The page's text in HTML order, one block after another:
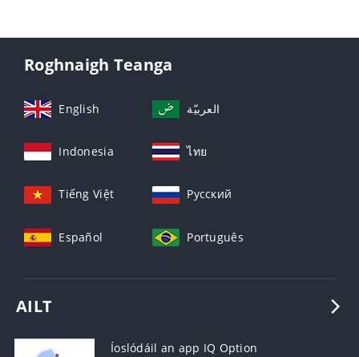
Roghnaigh Teanga
English العربيّة
Indonesia ไทย
Tiếng Việt Русский
Español Português
AILT
Íoslódáil an app IQ Option